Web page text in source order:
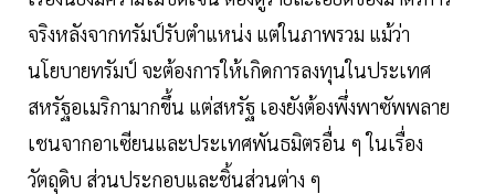
จริงหลังจากทรัมป์รับตำแหน่ง แต่ในภาพรวม แม้ว่า
นโยบายทรัมป์ จะต้องการให้เกิดการลงทุนในประเทศ
สหรัฐอเมริกามากขึ้น แต่สหรัฐ เองยังต้องพึ่งพาซัพพลาย
เชนจากอาเซียนและประเทศพันธมิตรอื่น ๆ ในเรื่อง
วัตถุดิบ ส่วนประกอบและชิ้นส่วนต่าง ๆ